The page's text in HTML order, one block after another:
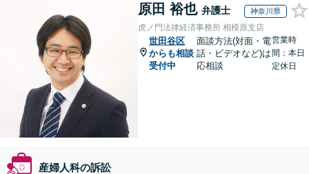
原田 裕也 弁護士 神奈川県
虎ノ門法律経済事務所 相模原支店
世田谷区
からも相談
受付中
面談方法(対面・電
話・ビデオなど)は
応相談
営業時
間：本日
定休日
産婦人科の訴訟